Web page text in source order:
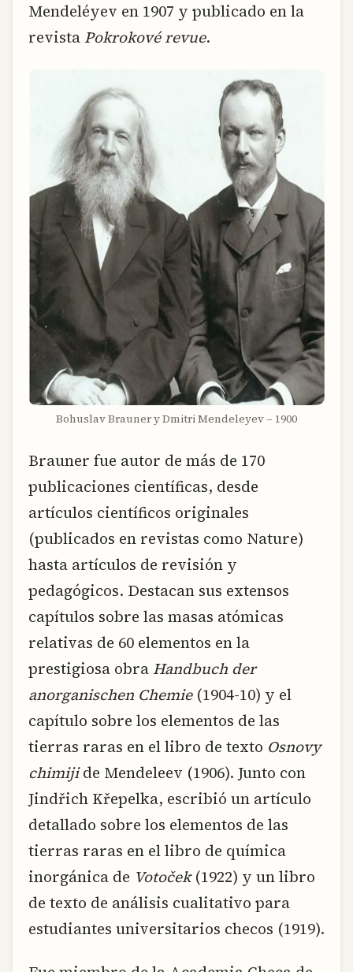
Mendeléyev en 1907 y publicado en la
revistaPokrokové revue.
Bohuslav Brauner y Dmitri Mendeleyev – 1900
Brauner fue autor de más de 170
publicaciones científicas, desde
artículos científicos originales
(publicados en revistas como Nature)
hasta artículos de revisión y
pedagógicos. Destacan sus extensos
capítulos sobre las masas atómicas
relativas de 60 elementos en la
prestigiosa obraHandbuch der
anorganischen Chemie(1904-10) y el
capítulo sobre los elementos de las
tierras raras en el libro de texto Osnovy
chimijide Mendeleev (1906). Junto con
Jindřich Křepelka, escribió un artículo
detallado sobre los elementos de las
tierras raras en el libro de química
inorgánica de Votoček(1922) y un libro
de texto de análisis cualitativo para
estudiantes universitarios checos (1919).